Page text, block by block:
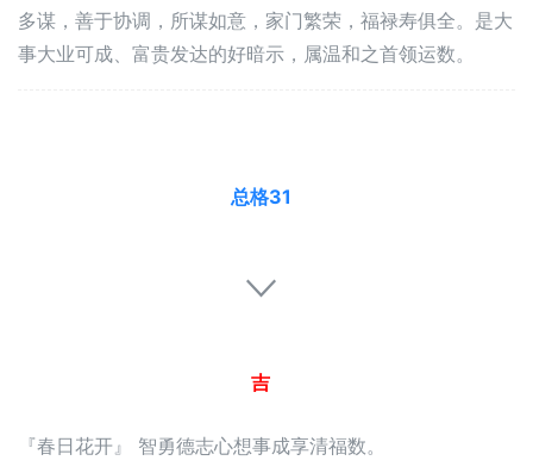
多谋，善于协调，所谋如意，家门繁荣，福禄寿俱全。是大
事大业可成、富贵发达的好暗示，属温和之首领运数。
总格31
吉
『春日花开』 智勇德志心想事成享清福数。